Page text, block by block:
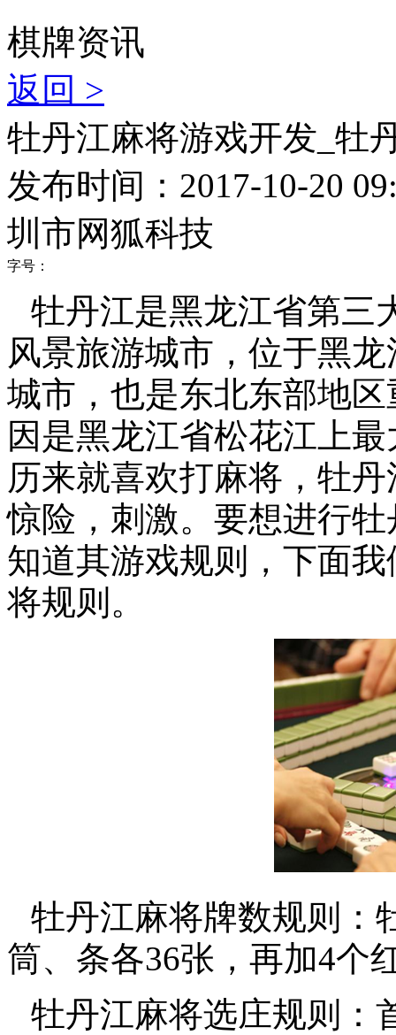
棋牌资讯
返回 >
牡丹江麻将游戏开发_牡
发布时间：2017-10-20
圳市网狐科技
字号：
牡丹江是黑龙江省第三
风景旅游城市，位于黑
城市，也是东北东部地
因是黑龙江省松花江上
历来就喜欢打麻将，牡
惊险，刺激。要想进行
知道其游戏规则，下面
将规则。
牡丹江麻将牌数规则：
筒、条各36张，再加4个
牡丹江麻将选庄规则：